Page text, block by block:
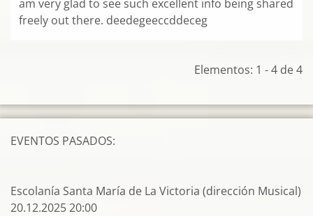
am very glad to see such excellent info being shared
freely out there. deedegeeccddeceg
Elementos: 1 - 4 de 4
EVENTOS PASADOS:
Escolanía Santa María de La Victoria (dirección Musical)
20.12.2025 20:00